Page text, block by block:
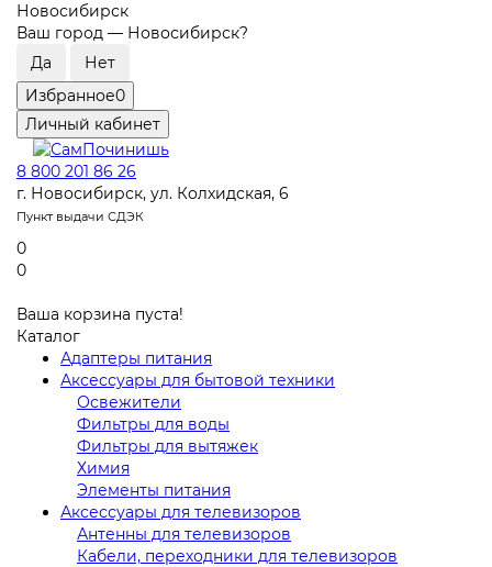
Новосибирск
Ваш город — Новосибирск?
Избранное0
Личный кабинет
8 800 201 86 26
г. Новосибирск, ул. Колхидская, 6
Пункт выдачи СДЭК
0
0
Ваша корзина пуста!
Каталог
Адаптеры питания
Аксессуары для бытовой техники
Освежители
Фильтры для воды
Фильтры для вытяжек
Химия
Элементы питания
Аксессуары для телевизоров
Антенны для телевизоров
Кабели, переходники для телевизоров